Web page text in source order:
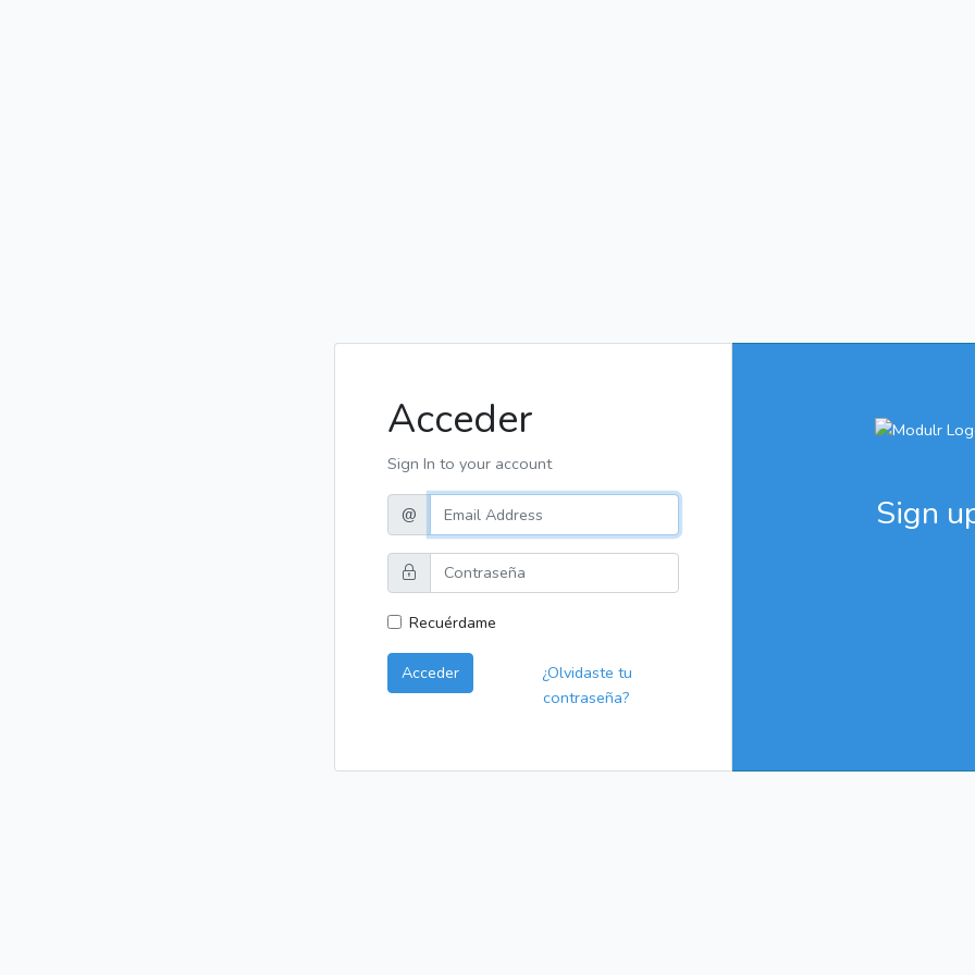
Acceder
Sign In to your account
@
Recuérdame
Acceder
¿Olvidaste tu
contraseña?
Sign